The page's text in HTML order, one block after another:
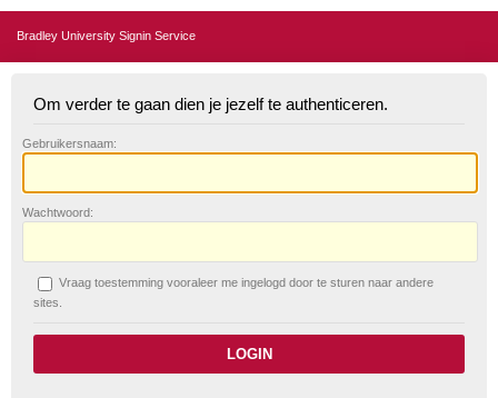
Bradley University Signin Service
Om verder te gaan dien je jezelf te authenticeren.
Gebruikersnaam:
Wachtwoord:
Vraag toestemming vooraleer me ingelogd door te sturen naar andere
sites.